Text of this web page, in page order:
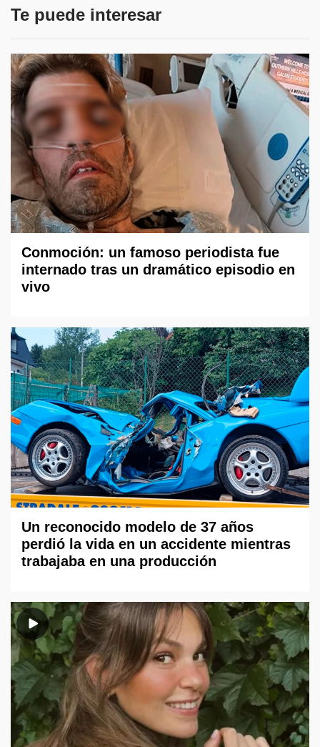
Te puede interesar
Conmoción: un famoso periodista fue
internado tras un dramático episodio en
vivo
Un reconocido modelo de 37 años
perdió la vida en un accidente mientras
trabajaba en una producción